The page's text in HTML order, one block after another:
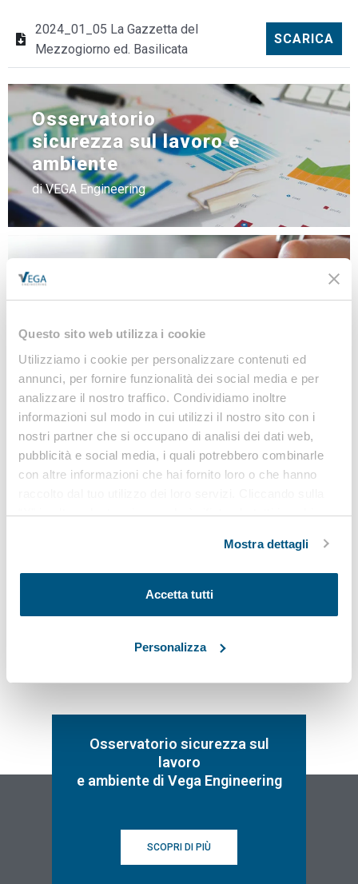
Questo sito web utilizza i cookie
Utilizziamo i cookie per personalizzare contenuti ed
annunci, per fornire funzionalità dei social media e per
analizzare il nostro traffico. Condividiamo inoltre
informazioni sul modo in cui utilizzi il nostro sito con i
nostri partner che si occupano di analisi dei dati web,
pubblicità e social media, i quali potrebbero combinarle
con altre informazioni che hai fornito loro o che hanno
“X” in alto a destra si procederà rifiutando tutti i cookie,
Mostra dettagli
Accetta tutti
Personalizza
2024_01_05 La Gazzetta del
Mezzogiorno ed. Basilicata
SCARICA
Banca dati
MODULISTICA
LEGISLAZIONE
Osservatorio
sicurezza sul lavoro e
ambiente
di VEGA Engineering
Iscriviti alla nostra
Newsletter
rimanere sempre aggiornato sulle novità legislative
Iscriviti
Osservatorio sicurezza sul
lavoro
e ambiente di Vega Engineering
SCOPRI DI PIÙ